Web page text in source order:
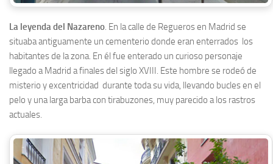
La leyenda del Nazareno. En la calle de Regueros en Madrid se
situaba antiguamente un cementerio donde eran enterrados los
habitantes de la zona. En él fue enterado un curioso personaje
llegado a Madrid a finales del siglo XVIII. Este hombre se rodeó de
misterio y excentricidad durante toda su vida, llevando bucles en el
pelo y una larga barba con tirabuzones, muy parecido a los rastros
actuales.